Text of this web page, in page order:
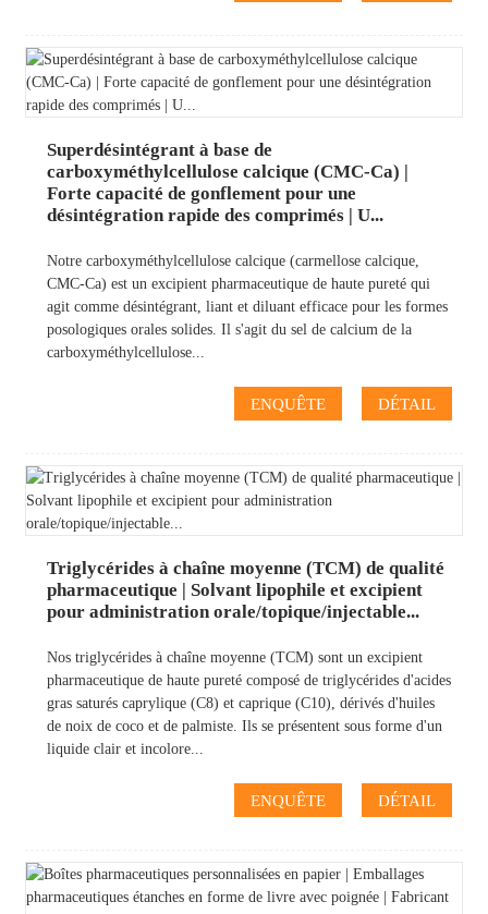
Superdésintégrant à base de
carboxyméthylcellulose calcique (CMC-Ca) |
Forte capacité de gonflement pour une
désintégration rapide des comprimés | U...
Notre carboxyméthylcellulose calcique (carmellose calcique,
CMC-Ca) est un excipient pharmaceutique de haute pureté qui
agit comme désintégrant, liant et diluant efficace pour les formes
posologiques orales solides. Il s'agit du sel de calcium de la
carboxyméthylcellulose...
ENQUÊTE DÉTAIL
Triglycérides à chaîne moyenne (TCM) de qualité
pharmaceutique | Solvant lipophile et excipient
pour administration orale/topique/injectable...
Nos triglycérides à chaîne moyenne (TCM) sont un excipient
pharmaceutique de haute pureté composé de triglycérides d'acides
gras saturés caprylique (C8) et caprique (C10), dérivés d'huiles
de noix de coco et de palmiste. Ils se présentent sous forme d'un
liquide clair et incolore...
ENQUÊTE DÉTAIL